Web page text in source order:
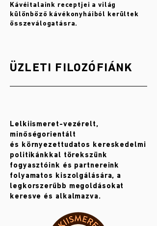
Kávéitalaink receptjei a világ
különböző kávékonyháiból kerültek
összeválogatásra.
ÜZLETI FILOZÓFIÁNK
Lelkiismeret-vezérelt,
minőségorientált
és környezettudatos kereskedelmi
politikánkkal törekszünk
fogyasztóink és partnereink
folyamatos kiszolgálására, a
legkorszerűbb megoldásokat
keresve és alkalmazva.